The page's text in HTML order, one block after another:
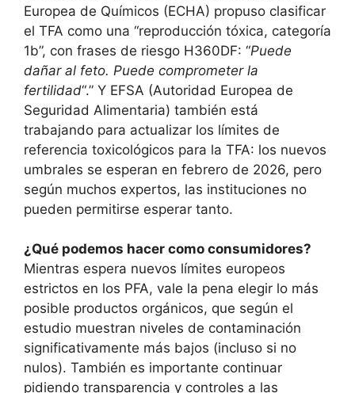
Europea de Químicos (ECHA) propuso clasificar
el TFA como una “reproducción tóxica, categoría
1b”, con frases de riesgo H360DF: “Puede
dañar al feto. Puede comprometer la
fertilidad“.” Y EFSA (Autoridad Europea de
Seguridad Alimentaria) también está
trabajando para actualizar los límites de
referencia toxicológicos para la TFA: los nuevos
umbrales se esperan en febrero de 2026, pero
según muchos expertos, las instituciones no
pueden permitirse esperar tanto.
¿Qué podemos hacer como consumidores?
Mientras espera nuevos límites europeos
estrictos en los PFA, vale la pena elegir lo más
posible productos orgánicos, que según el
estudio muestran niveles de contaminación
significativamente más bajos (incluso si no
nulos). También es importante continuar
pidiendo transparencia y controles a las